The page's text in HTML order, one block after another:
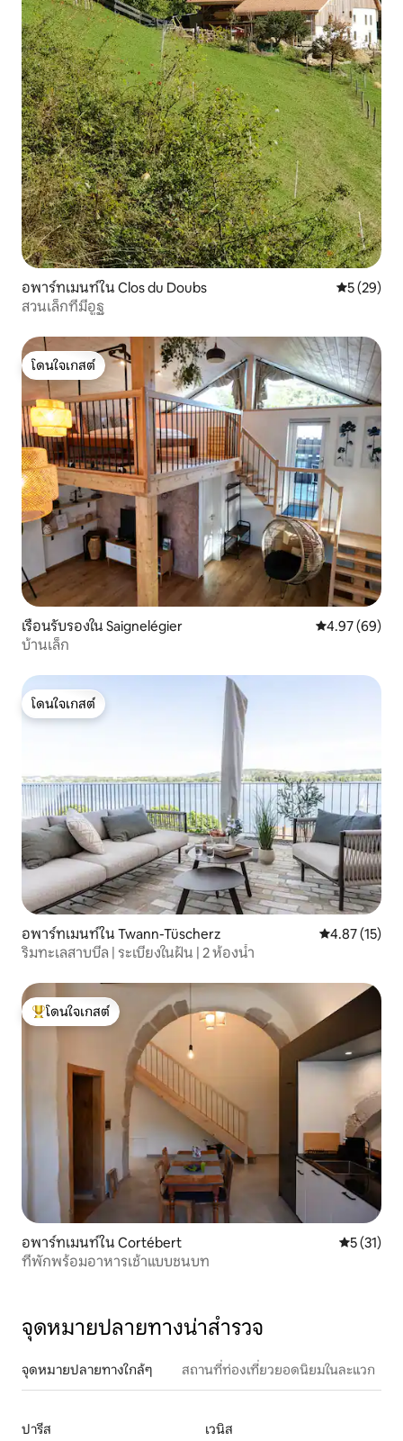
อพาร์ทเมนท์ใน Clos du Doubs คะแนนเฉลี่
5 (29)
สวนเล็กที่มีอูฐ
โดนใจเกสต์
โดนใจเกสต์
เรือนรับรองใน Saignelégier คะแนนเฉลี่ย
4.97 (69)
บ้านเล็ก
โดนใจเกสต์
โดนใจเกสต์
อพาร์ทเมนท์ใน Twann-Tüscherz คะแนนเฉลี่ย
4.87 (15)
ริมทะเลสาบบีล | ระเบียงในฝัน | 2 ห้องน้ำ
โดนใจเกสต์ที่สุด
โดนใจเกสต์
อพาร์ทเมนท์ใน Cortébert คะแนนเฉลี่
5 (31)
ที่พักพร้อมอาหารเช้าแบบชนบท
จุดหมายปลายทางน่าสำรวจ
จุดหมายปลายทางใกล้ๆ สถานที่ท่องเที่ยวยอดนิยมในละแวก
ปารีส เวนิส